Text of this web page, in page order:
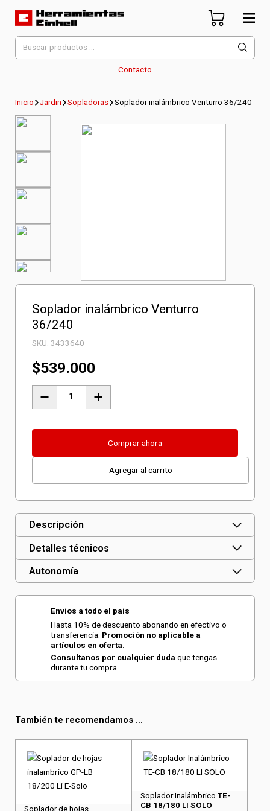
Herramientas Einhell
Distribuidor Oficial
Contacto
Buscar
por:
Inicio Jardin Sopladoras Soplador inalámbrico Venturro 36/240
Soplador inalámbrico Venturro
36/240
SKU:3433640
$539.000
Soplador
inalámbrico
cantidad
Comprar ahora
Agregar al carrito
Descripción
Detalles técnicos
Autonomía
Envíos a todo el país
Hasta 10% de descuento abonando en efectivo o
transferencia. Promoción no aplicable a
artículos en oferta.
Consultanos por cualquier duda que tengas
durante tu compra
También te recomendamos ...
Soplador de hojas
Soplador Inalámbrico TE-
CB 18/180 LI SOLO